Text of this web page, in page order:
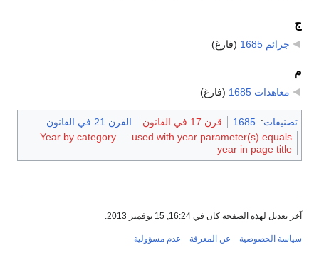
ج
جرائم 1685 (فارغ)
م
معاهدات 1685 (فارغ)
تصنيفات:
1685 قرن 17 في القانون
القرن 21 في القانون
Year by category — used with year parameter(s) equals
year in page title
آخر تعديل لهذه الصفحة كان في 16:24, 15 نوفمبر 2013.
سياسة الخصوصية عن المعرفة عدم مسؤولية